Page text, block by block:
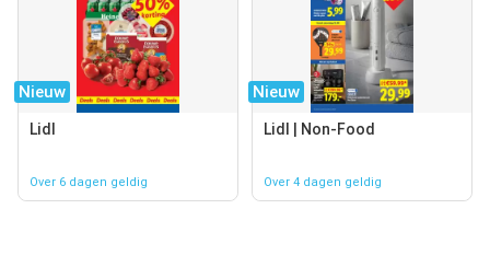
Nieuw
Lidl
Over 6 dagen geldig
Nieuw
Lidl | Non-Food
Over 4 dagen geldig